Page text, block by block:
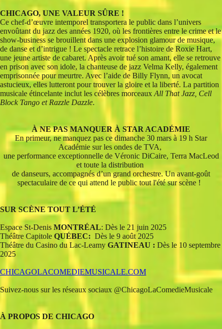
CHICAGO, UNE VALEUR SÛRE !
Ce chef-d’œuvre intemporel transportera le public dans l’univers
envoûtant du jazz des années 1920, où les frontières entre le crime et le
show-business se brouillent dans une explosion glamour de musique,
de danse et d’intrigue ! Le spectacle retrace l’histoire de Roxie Hart,
une jeune artiste de cabaret. Après avoir tué son amant, elle se retrouve
en prison avec son idole, la chanteuse de jazz Velma Kelly, également
emprisonnée pour meurtre. Avec l’aide de Billy Flynn, un avocat
astucieux, elles lutteront pour trouver la gloire et la liberté. La partition
musicale étincelante inclut les célèbres morceaux All That Jazz, Cell
Block Tango et Razzle Dazzle.
À NE PAS MANQUER À STAR ACADÉMIE
En primeur, ne manquez pas ce dimanche 30 mars à 19 h Star
Académie sur les ondes de TVA,
une performance exceptionnelle de Véronic DiCaire, Terra MacLeod
et toute la distribution
de danseurs, accompagnés d’un grand orchestre. Un avant-goût
spectaculaire de ce qui attend le public tout l'été sur scène !
SUR SCÈNE TOUT L’ÉTÉ
Espace St-Denis MONTRÉAL: Dès le 21 juin 2025
Théâtre Capitole QUÉBEC: Dès le 9 août 2025
Théâtre du Casino du Lac-Leamy GATINEAU : Dès le 10 septembre
2025
CHICAGOLACOMEDIEMUSICALE.COM
Suivez-nous sur les réseaux sociaux @ChicagoLaComedieMusicale
À PROPOS DE CHICAGO